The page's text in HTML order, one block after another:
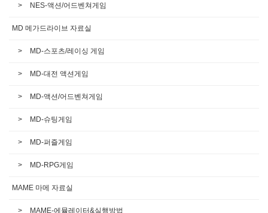
NES-액션/어드벤쳐게임
MD 메가드라이브 자료실
MD-스포츠/레이싱 게임
MD-대전 액션게임
MD-액션/어드벤쳐게임
MD-슈팅게임
MD-퍼즐게임
MD-RPG게임
MAME 마메 자료실
MAME-에뮬레이터&실행방법